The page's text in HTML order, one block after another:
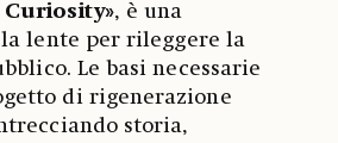
Curiosity», è una
lente per rileggere la
Le basi necessarie
di rigenerazione
storia,